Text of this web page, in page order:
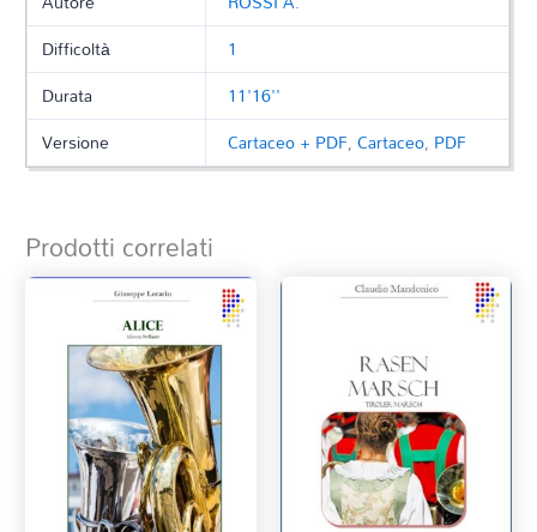
Difficoltà
1
Durata
11'16''
Versione
Cartaceo + PDF,Cartaceo, PDF
Prodotti correlati